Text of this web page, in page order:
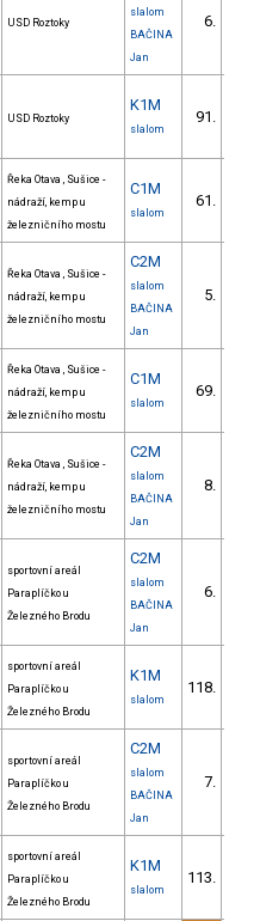
USD Roztoky
slalom
BAČINA
Jan
6.
USD Roztoky
K1M
slalom
91.
Řeka Otava , Sušice -
nádraží, kemp u
železničního mostu
C1M
slalom
61.
Řeka Otava , Sušice -
nádraží, kemp u
železničního mostu
C2M
slalom
BAČINA
Jan
5.
Řeka Otava , Sušice -
nádraží, kemp u
železničního mostu
C1M
slalom
69.
Řeka Otava , Sušice -
nádraží, kemp u
železničního mostu
C2M
slalom
BAČINA
Jan
8.
sportovní areál
Paraplíčko u
Železného Brodu
C2M
slalom
BAČINA
Jan
6.
sportovní areál
Paraplíčko u
Železného Brodu
K1M
slalom
118.
sportovní areál
Paraplíčko u
Železného Brodu
C2M
slalom
BAČINA
Jan
7.
sportovní areál
Paraplíčko u
Železného Brodu
K1M
slalom
113.